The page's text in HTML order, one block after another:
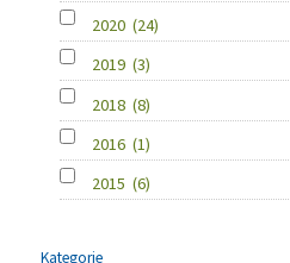
2020 (24)
2019 (3)
2018 (8)
2016 (1)
2015 (6)
Kategorie